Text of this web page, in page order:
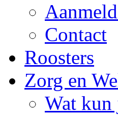
Contact
Roosters
Zorg en
Wat kun